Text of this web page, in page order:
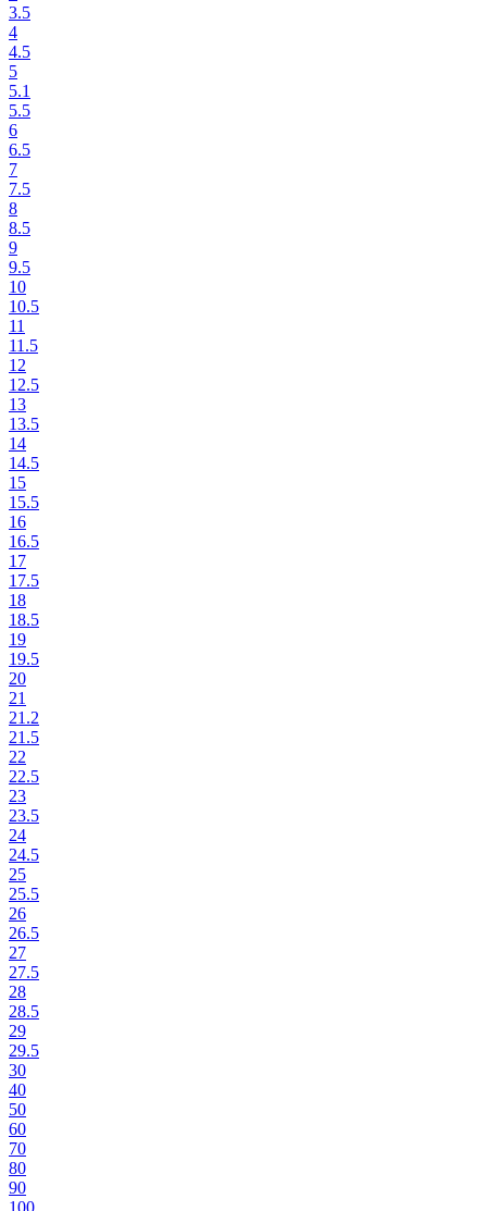
3.5
4
4.5
5
5.1
5.5
6
6.5
7
7.5
8
8.5
9
9.5
10
10.5
11
11.5
12
12.5
13
13.5
14
14.5
15
15.5
16
16.5
17
17.5
18
18.5
19
19.5
20
21
21.2
21.5
22
22.5
23
23.5
24
24.5
25
25.5
26
26.5
27
27.5
28
28.5
29
29.5
30
40
50
60
70
80
90
100